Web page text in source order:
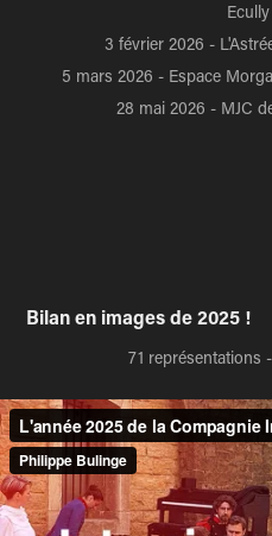
3 février 2026 -
5 mars 2026 - Espace
28 mai 2026 - MJC
Bilan en images de 2025 !
71 représentations